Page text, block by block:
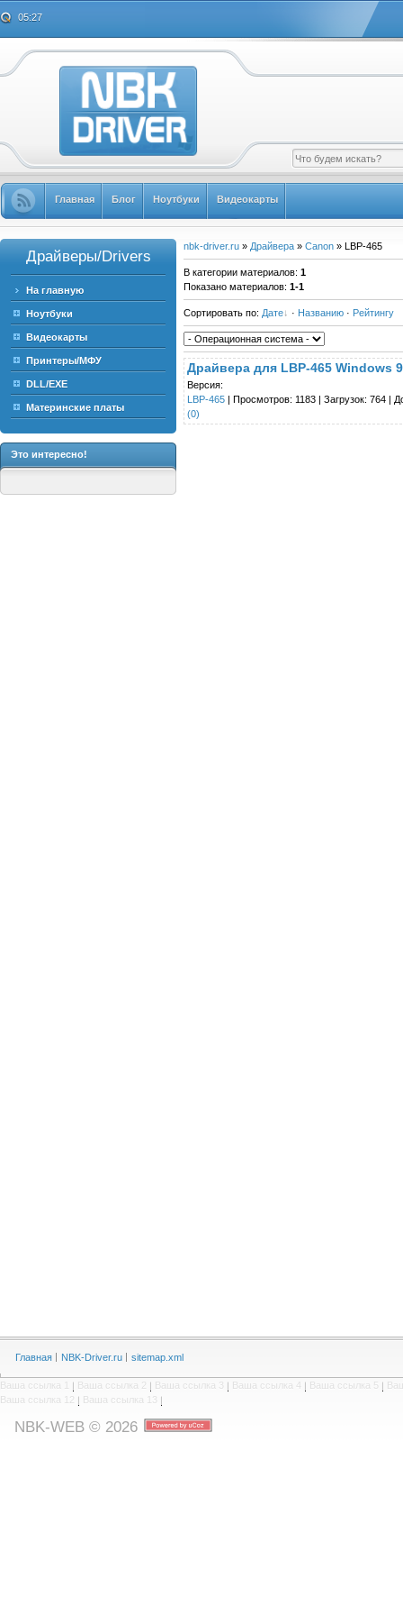
05:27
Главная Блог Ноутбуки Видеокарты
Драйверы/Drivers
На главную
Ноутбуки
Видеокарты
Принтеры/МФУ
DLL/EXE
Материнские платы
Это интересно!
nbk-driver.ru » Драйвера » Canon » LBP-465
В категории материалов: 1
Показано материалов: 1-1
Сортировать по: Дате · Названию · Рейтингу
Драйвера для LBP-465 Windows
Версия:
LBP-465 | Просмотров: 1183 | Загрузок: 764 |
(0)
Главная NBK-Driver.ru sitemap.xml
Ваша ссылка 1 | Ваша ссылка 2 | Ваша ссылка 3 | Ваша ссылка 4 | Ваша ссылка 5 |
Ваша ссылка 12 | Ваша ссылка 13 |
NBK-WEB © 2026